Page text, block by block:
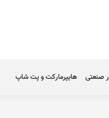
صنعتی هایپرمارکت و پت شاپ